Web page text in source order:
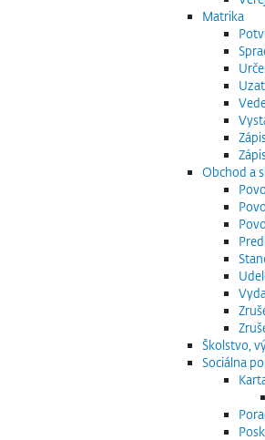
Matrika
Obchod a
Školstvo,
Sociálna